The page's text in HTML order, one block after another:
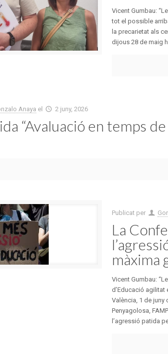
Vicent Gumbau:
tot el possible
la precarietat als
dijous 28 de maig
Anaya el 2 juny, 2026
“Avaluació en temps de
Publicat per
La
màxima
Vicent Gumbau:
d’Educació agilitat
València, 1 de juny
Penyagolosa,
l’agressió patida